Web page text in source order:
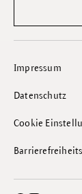
Impressum
Datenschutz
Cookie